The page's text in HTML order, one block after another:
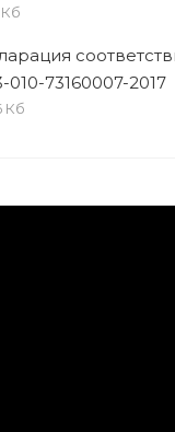
Кб
010-73160007-2017
Кб